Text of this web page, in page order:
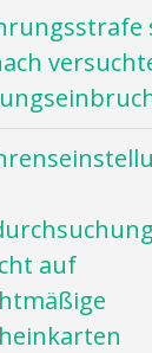
auf